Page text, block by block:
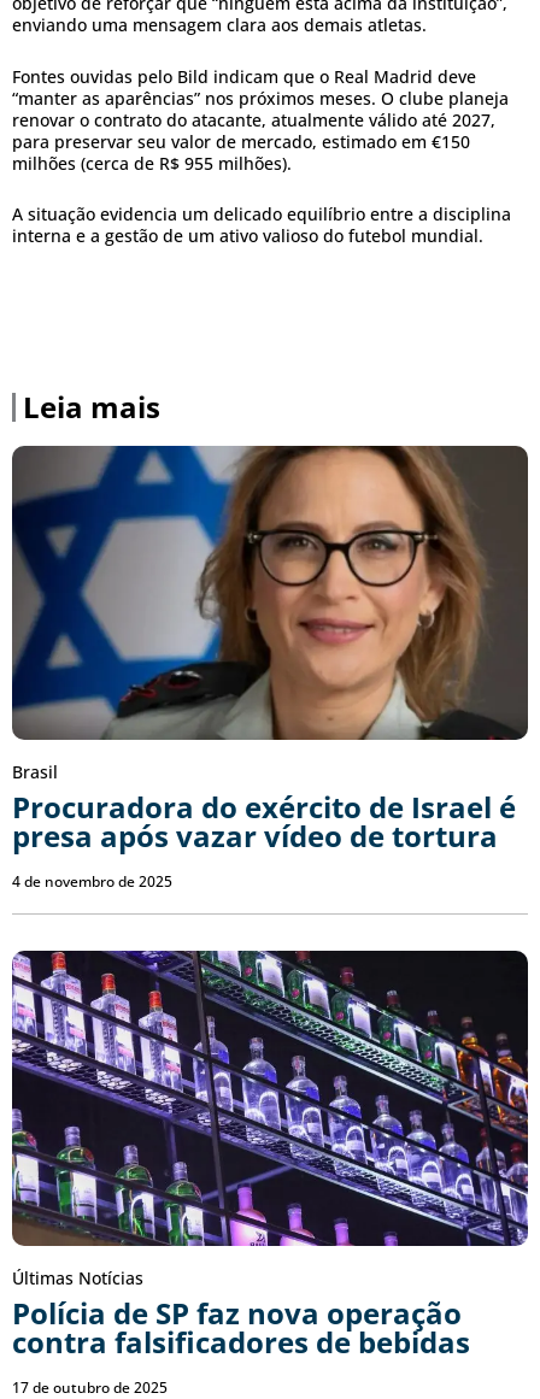
enviando uma mensagem clara aos demais atletas.
Fontes ouvidas pelo Bild indicam que o Real Madrid deve
“manter as aparências” nos próximos meses. O clube planeja
renovar o contrato do atacante, atualmente válido até 2027,
para preservar seu valor de mercado, estimado em €150
milhões (cerca de R$ 955 milhões).
A situação evidencia um delicado equilíbrio entre a disciplina
interna e a gestão de um ativo valioso do futebol mundial.
Leia mais
Brasil
Procuradora do exército de Israel é
presa após vazar vídeo de tortura
4 de novembro de 2025
Últimas Notícias
Polícia de SP faz nova operação
contra falsificadores de bebidas
17 de outubro de 2025